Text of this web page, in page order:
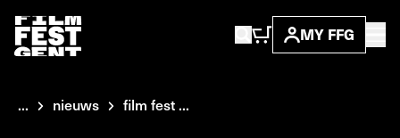
MY FFG
... nieuws film fest ...